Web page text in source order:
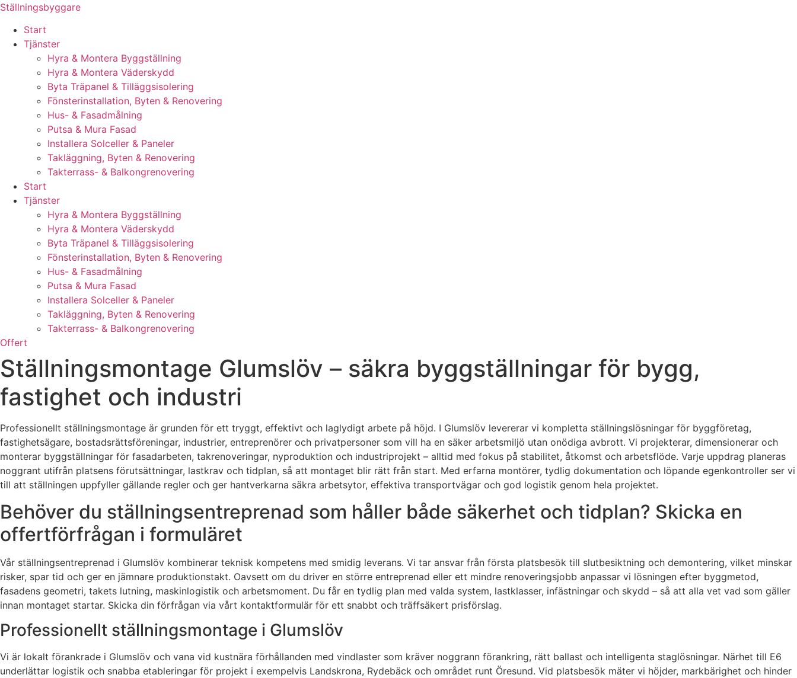
Skip
content
Ställningsbyggare
Start
Tjänster
Hyra & Montera Byggställning
Hyra & Montera Väderskydd
Byta Träpanel & Tilläggsisolering
Fönsterinstallation, Byten & Renovering
Hus- & Fasadmålning
Putsa & Mura Fasad
Installera Solceller & Paneler
Takläggning, Byten & Renovering
Takterrass- & Balkongrenovering
Start
Tjänster
Hyra & Montera Byggställning
Hyra & Montera Väderskydd
Byta Träpanel & Tilläggsisolering
Fönsterinstallation, Byten & Renovering
Hus- & Fasadmålning
Putsa & Mura Fasad
Installera Solceller & Paneler
Takläggning, Byten & Renovering
Takterrass- & Balkongrenovering
Offert
Ställningsmontage Glumslöv – säkra byggställningar för bygg,
fastighet och industri
Professionellt ställningsmontage är grunden för ett tryggt, effektivt och laglydigt arbete på höjd. I Glumslöv levererar vi kompletta ställningslösningar för byggföretag,
fastighetsägare, bostadsrättsföreningar, industrier, entreprenörer och privatpersoner som vill ha en säker arbetsmiljö utan onödiga avbrott. Vi projekterar, dimensionerar och
monterar byggställningar för fasadarbeten, takrenoveringar, nyproduktion och industriprojekt – alltid med fokus på stabilitet, åtkomst och arbetsflöde. Varje uppdrag planeras
noggrant utifrån platsens förutsättningar, lastkrav och tidplan, så att montaget blir rätt från start. Med erfarna montörer, tydlig dokumentation och löpande egenkontroller ser vi
till att ställningen uppfyller gällande regler och ger hantverkarna säkra arbetsytor, effektiva transportvägar och god logistik genom hela projektet.
Behöver du ställningsentreprenad som håller både säkerhet och tidplan? Skicka en
offertförfrågan i formuläret
Vår ställningsentreprenad i Glumslöv kombinerar teknisk kompetens med smidig leverans. Vi tar ansvar från första platsbesök till slutbesiktning och demontering, vilket minskar
risker, spar tid och ger en jämnare produktionstakt. Oavsett om du driver en större entreprenad eller ett mindre renoveringsjobb anpassar vi lösningen efter byggmetod,
fasadens geometri, takets lutning, maskinlogistik och arbetsmoment. Du får en tydlig plan med valda system, lastklasser, infästningar och skydd – så att alla vet vad som gäller
innan montaget startar. Skicka din förfrågan via vårt kontaktformulär för ett snabbt och träffsäkert prisförslag.
Professionellt ställningsmontage i Glumslöv
Vi är lokalt förankrade i Glumslöv och vana vid kustnära förhållanden med vindlaster som kräver noggrann förankring, rätt ballast och intelligenta staglösningar. Närhet till E6
underlättar logistik och snabba etableringar för projekt i exempelvis Landskrona, Rydebäck och området runt Öresund. Vid platsbesök mäter vi höjder, markbärighet och hinder